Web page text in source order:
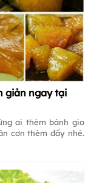
giản ngay tại
ai thèm bánh gio
cơn thèm đấy nhé.